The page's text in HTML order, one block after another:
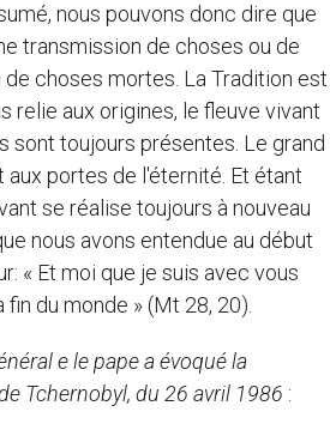
nous pouvons donc dire que
transmission de choses ou de
choses mortes. La Tradition est
relie aux origines, le fleuve vivant
sont toujours présentes. Le grand
aux portes de l'éternité. Et étant
se réalise toujours à nouveau
nous avons entendue au début
« Et moi que je suis avec vous
du monde » (Mt 28, 20).
e le pape a évoqué la
Tchernobyl, du 26 avril 1986 :